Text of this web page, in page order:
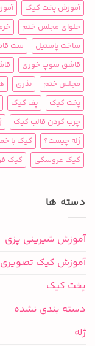
آموزش پخت کیک
حلوای مجلس ختم
ساخت پاستیل
ست
قاشق سوپ خوری
مجلس ختم
نذری
پخت کیک
پف کیک
چرب کردن قالب کیک
ژله چیست؟
کیک با
کیک عروسکی
کیک
دسته ها
آموزش شیرینی پزی
آموزش کیک تصویری
پخت کیک
دسته بندی نشده
ژله